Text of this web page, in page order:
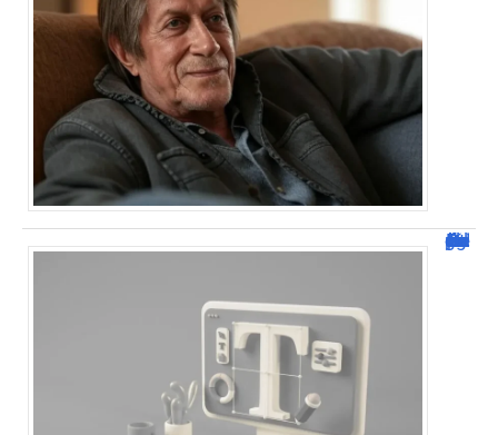
Dafont Police : guide complet pour télécharger !